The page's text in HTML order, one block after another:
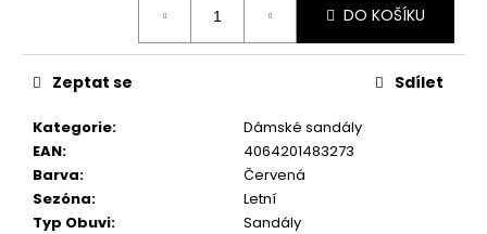
DO KOŠÍKU
Kategorie:
Dámské sandály
EAN:
4064201483273
Barva:
Červená
Sezóna:
Letní
Typ Obuvi:
Sandály
Zeptat se Sdílet
399
Kč